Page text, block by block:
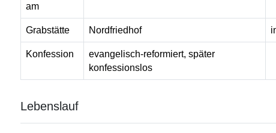
am
Grabstätte Nordfriedhof
Konfession
evangelisch-reformiert, später
konfessionslos
Lebenslauf